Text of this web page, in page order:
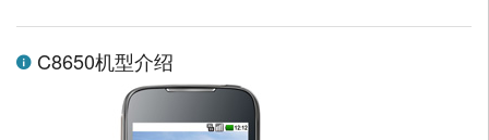
C8650机型介绍